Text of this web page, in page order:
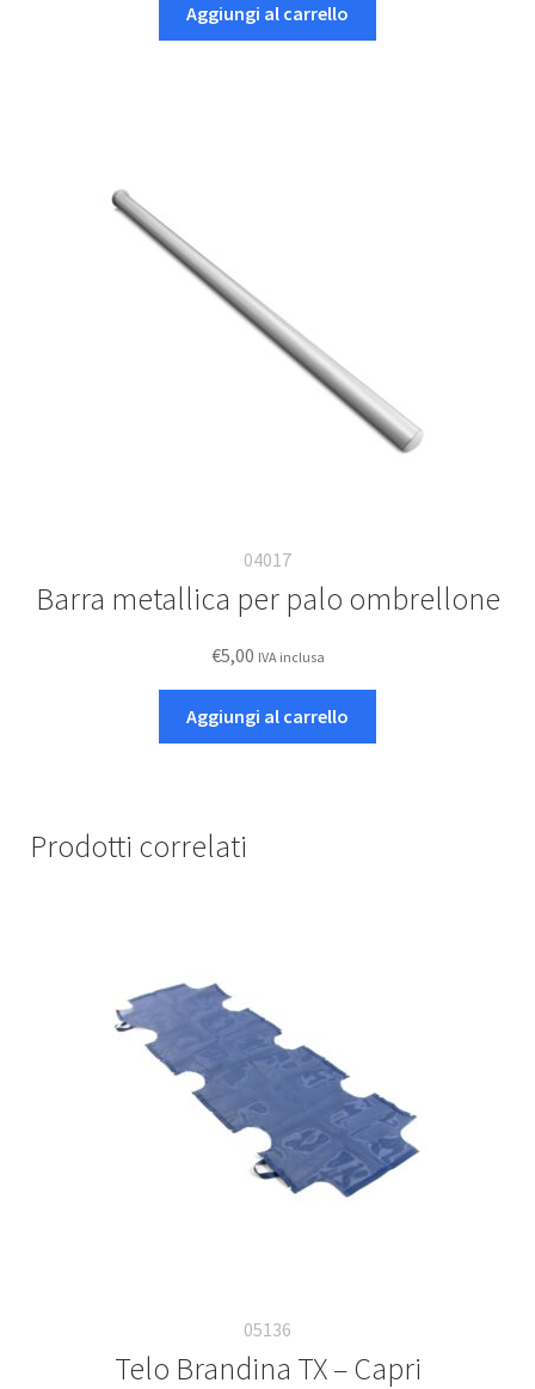
Aggiungi al carrello
04017
Barra metallica per palo ombrellone
€5,00 IVA inclusa
Aggiungi al carrello
Prodotti correlati
05136
Telo Brandina TX – Capri